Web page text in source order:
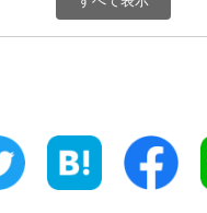
800円 三重県